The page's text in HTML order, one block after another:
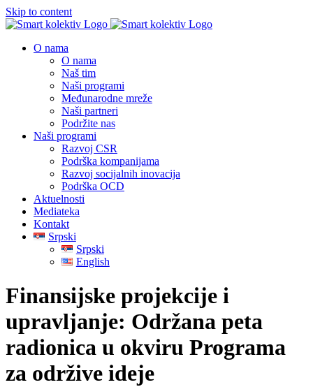
Skip to content
O nama
O nama
Naš tim
Naši programi
Međunarodne mreže
Naši partneri
Podržite nas
Naši programi
Razvoj CSR
Podrška kompanijama
Razvoj socijalnih inovacija
Podrška OCD
Aktuelnosti
Mediateka
Kontakt
Srpski
Srpski
English
Finansijske projekcije i
upravljanje: Održana peta
radionica u okviru Programa
za održive ideje